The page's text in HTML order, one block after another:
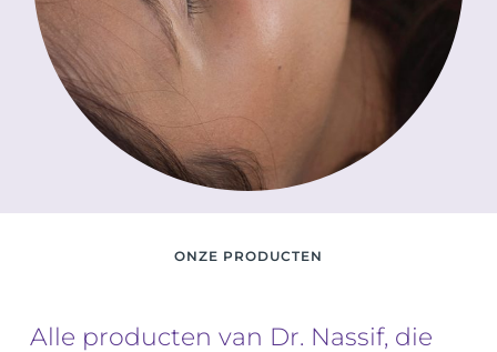
ONZE PRODUCTEN
Alle producten van Dr. Nassif, die